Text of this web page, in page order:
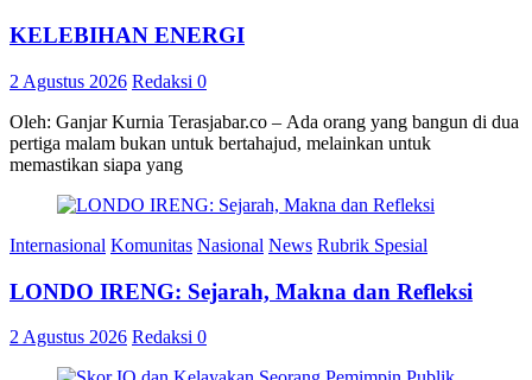
KELEBIHAN ENERGI
2 Agustus 2026 Redaksi 0
Oleh: Ganjar Kurnia Terasjabar.co – Ada orang yang bangun di dua
pertiga malam bukan untuk bertahajud, melainkan untuk
memastikan siapa yang
Internasional Komunitas Nasional News Rubrik Spesial
LONDO IRENG: Sejarah, Makna dan Refleksi
2 Agustus 2026 Redaksi 0